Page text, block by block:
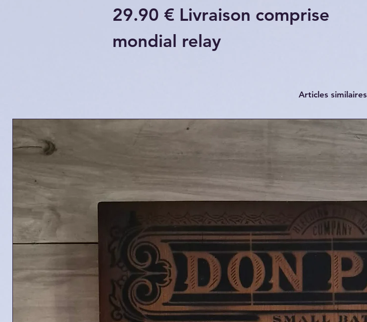
29.90 € Livraison comprise
mondial relay
Articles similaires